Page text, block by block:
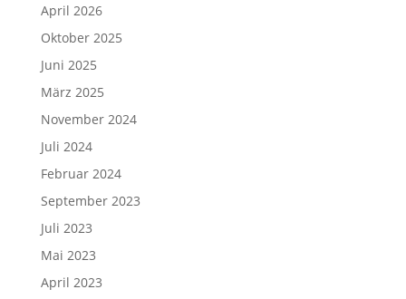
April 2026
Oktober 2025
Juni 2025
März 2025
November 2024
Juli 2024
Februar 2024
September 2023
Juli 2023
Mai 2023
April 2023